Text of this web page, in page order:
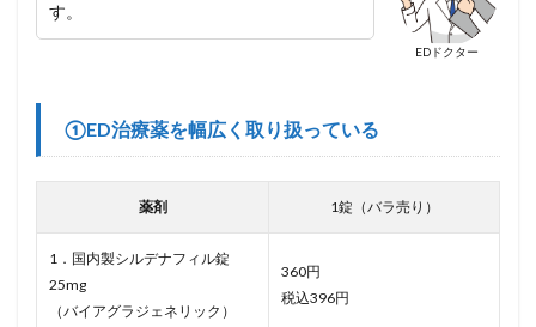
EDドクター
す。
①ED治療薬を幅広く取り扱っている
薬剤 1錠（バラ売り）
1．国内製シルデナフィル錠
25mg
（バイアグラジェネリック）
360円
税込396円